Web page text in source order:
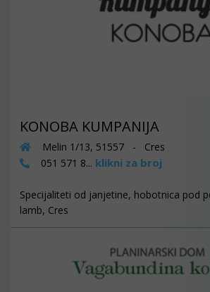
KONOBA KUMPANIJA
Melin 1/13, 51557 - Cres
051 571 8... klikni za broj
Specijaliteti od janjetine, hobotnica pod
lamb, Cres